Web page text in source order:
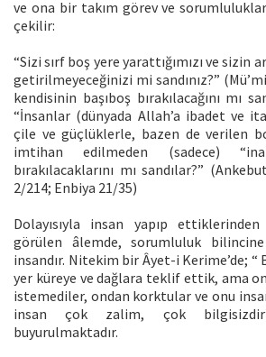
ve ona bir takım görev ve
çekilir:
“Sizi sırf boş yere yarattığımızı ve sizin
getirilmeyeceğinizi mi sandınız?”
kendisinin başıboş bırakılacağını mı
“İnsanlar (dünyada Allah’a ibadet ve
çile ve güçlüklerle, bazen de verilen
imtihan edilmeden (sadece)
bırakılacaklarını mı sandılar?”
2/214; Enbiya 21/35)
Dolayısıyla insan yapıp
görülen âlemde, sorumluluk
insandır. Nitekim bir Âyet-i Kerime’de;
yer küreye ve dağlara teklif ettik, ama
istemediler, ondan korktular ve onu
insan çok zalim, çok
buyurulmaktadır.